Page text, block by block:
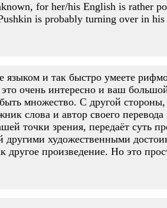
for her/his English is rather
is probably turning over in his
языком и так быстро умеете
очень интересно и ваш
множество. С другой стороны,
слова и автор своего
точки зрения, передаёт суть
художественными
другое произведение. Но это